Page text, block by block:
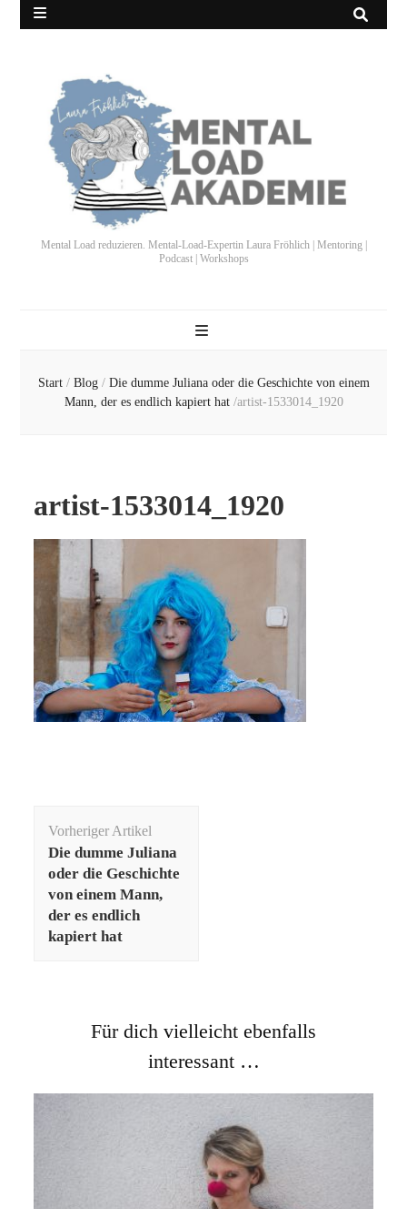
Mental Load reduzieren. Mental-Load-Expertin Laura Fröhlich | Mentoring |
Podcast | Workshops
Start / Blog / Die dumme Juliana oder die Geschichte von einem
Mann, der es endlich kapiert hat /artist-1533014_1920
artist-1533014_1920
Vorheriger Artikel
Die dumme Juliana
oder die Geschichte
von einem Mann,
der es endlich
kapiert hat
Für dich vielleicht ebenfalls
interessant …